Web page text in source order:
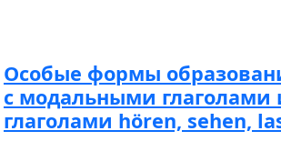
Особые формы
с модальными глаголами
глаголами hören, sehen,